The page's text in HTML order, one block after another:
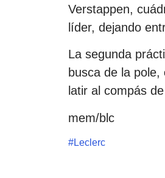
Verstappen,
líder, dejando
La segunda
busca de la
latir al compás
mem/blc
#Leclerc